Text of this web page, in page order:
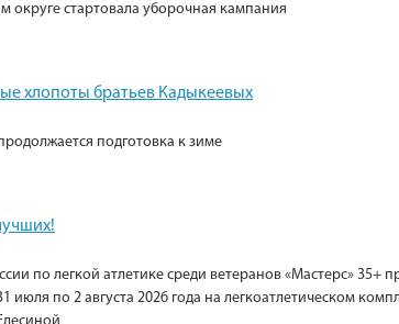
округе стартовала уборочная кампания
хлопоты братьев Кадыкеевых
подготовка к зиме
по легкой атлетике среди ветеранов «Мастерс» 35+
июля по 2 августа 2026 года на легкоатлетическом